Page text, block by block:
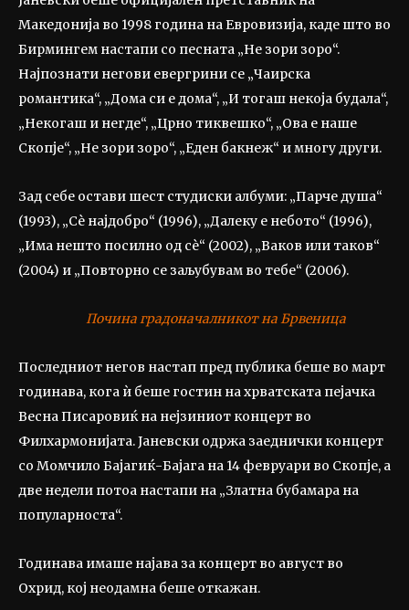
Македонија во 1998 година на Евровизија, каде што во
Бирмингем настапи со песната „Не зори зоро“.
Најпознати негови евергрини се „Чаирска
романтика“, „Дома си е дома“, „И тогаш некоја будала“,
„Некогаш и негде“, „Црно тиквешко“, „Ова е наше
Скопје“, „Не зори зоро“, „Еден бакнеж“ и многу други.
Зад себе остави шест студиски албуми: „Парче душа“
(1993), „Сѐ најдобро“ (1996), „Далеку е небото“ (1996),
„Има нешто посилно од сѐ“ (2002), „Ваков или таков“
(2004) и „Повторно се заљубувам во тебе“ (2006).
Почина градоначалникот на Брвеница
Последниот негов настап пред публика беше во март
годинава, кога ѝ беше гостин на хрватската пејачка
Весна Писаровиќ на нејзиниот концерт во
Филхармонијата. Јаневски одржа заеднички концерт
со Момчило Бајагиќ-Бајага на 14 февруари во Скопје, а
две недели потоа настапи на „Златна бубамара на
популарноста“.
Годинава имаше најава за концерт во август во
Охрид, кој неодамна беше откажан.